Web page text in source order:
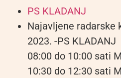
PS KLADANJ
Najavljene radarske
2023. -PS KLADANJ
08:00 do 10:00 sati
10:30 do 12:30 sati